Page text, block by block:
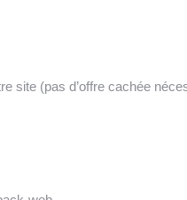
(pas d’offre cachée